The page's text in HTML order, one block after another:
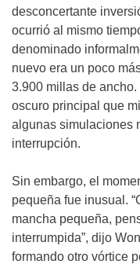
desconcertante
ocurrió al mismo
denominado
nuevo era un poco
3.900 millas de
oscuro principal que
algunas simulaciones
interrupción.
Sin embargo, el
pequeña fue inusual.
mancha pequeña,
interrumpida”, dijo
formando otro vórtice